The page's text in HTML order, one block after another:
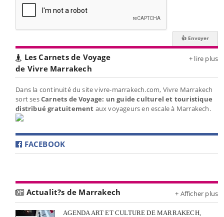
Les Carnets de Voyage
de Vivre Marrakech
+ lire plus
Dans la continuité du site vivre-marrakech.com, Vivre Marrakech
sort sesCarnets de Voyage: un guide culturel et touristique
distribué gratuitement aux voyageurs en escale à Marrakech.
FACEBOOK
Actualit?s de Marrakech + Afficher plus
AGENDA ART ET CULTURE DE MARRAKECH,